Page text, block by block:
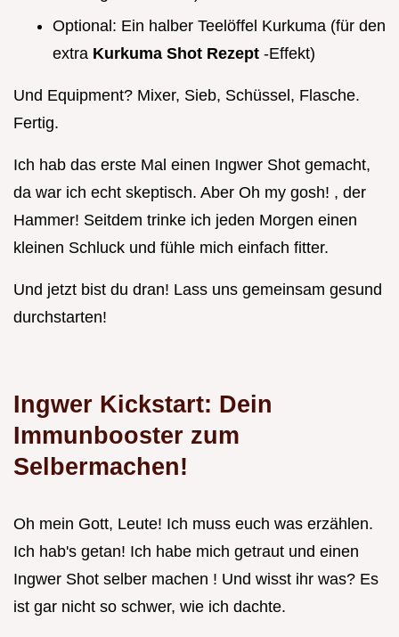
Optional: Ein halber Teelöffel Kurkuma (für den
extra Kurkuma Shot Rezept -Effekt)
Und Equipment? Mixer, Sieb, Schüssel, Flasche.
Fertig.
Ich hab das erste Mal einen Ingwer Shot gemacht,
da war ich echt skeptisch. Aber Oh my gosh! , der
Hammer! Seitdem trinke ich jeden Morgen einen
kleinen Schluck und fühle mich einfach fitter.
Und jetzt bist du dran! Lass uns gemeinsam gesund
durchstarten!
Ingwer Kickstart: Dein
Immunbooster zum
Selbermachen!
Oh mein Gott, Leute! Ich muss euch was erzählen.
Ich hab's getan! Ich habe mich getraut und einen
Ingwer Shot selber machen ! Und wisst ihr was? Es
ist gar nicht so schwer, wie ich dachte.